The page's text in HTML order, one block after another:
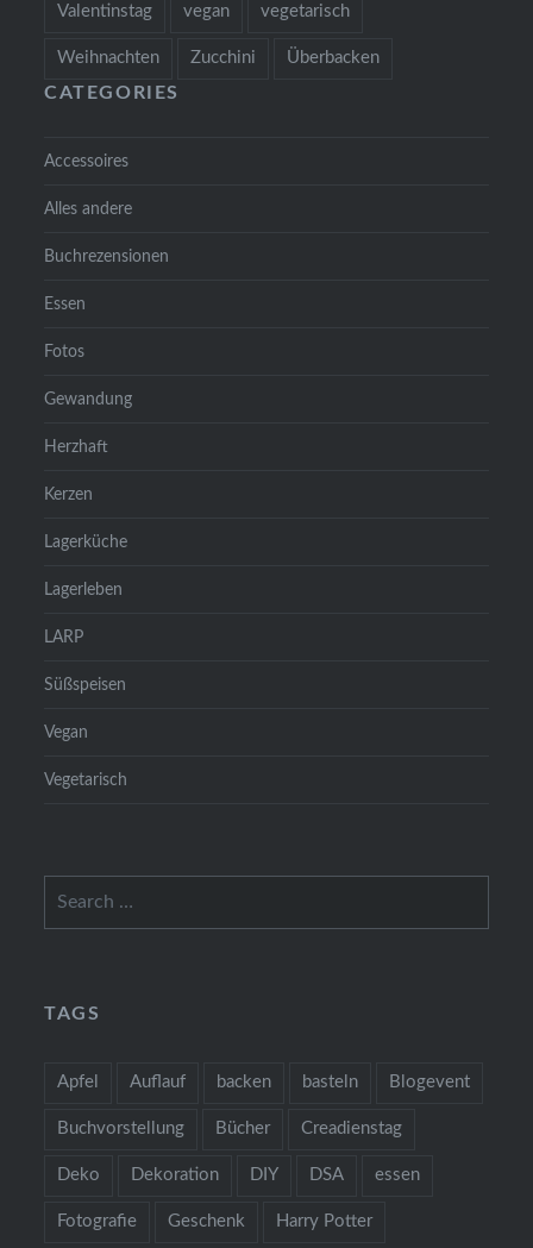
Valentinstag vegan vegetarisch
Weihnachten Zucchini Überbacken
CATEGORIES
Accessoires
Alles andere
Buchrezensionen
Essen
Fotos
Gewandung
Herzhaft
Kerzen
Lagerküche
Lagerleben
LARP
Süßspeisen
Vegan
Vegetarisch
TAGS
Apfel Auflauf backen basteln Blogevent
Buchvorstellung Bücher Creadienstag
Deko Dekoration DIY DSA essen
Fotografie Geschenk Harry Potter